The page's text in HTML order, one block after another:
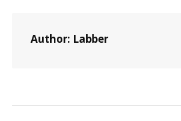
Author: Labber